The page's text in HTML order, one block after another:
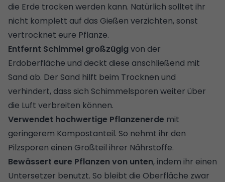
die Erde trocken werden kann. Natürlich solltet ihr
nicht komplett auf das Gießen verzichten, sonst
vertrocknet eure Pflanze.
Entfernt Schimmel großzügig von der
Erdoberfläche und deckt diese anschließend mit
Sand ab. Der Sand hilft beim Trocknen und
verhindert, dass sich Schimmelsporen weiter über
die Luft verbreiten können.
Verwendet hochwertige Pflanzenerde mit
geringerem Kompostanteil. So nehmt ihr den
Pilzsporen einen Großteil ihrer Nährstoffe.
Bewässert eure Pflanzen von unten, indem ihr einen
Untersetzer benutzt. So bleibt die Oberfläche zwar